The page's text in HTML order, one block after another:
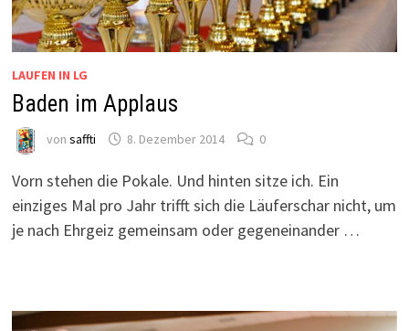
LAUFEN IN LG
Baden im Applaus
von saffti 8. Dezember 2014 0
Vorn stehen die Pokale. Und hinten sitze ich. Ein
einziges Mal pro Jahr trifft sich die Läuferschar nicht, um
je nach Ehrgeiz gemeinsam oder gegeneinander …